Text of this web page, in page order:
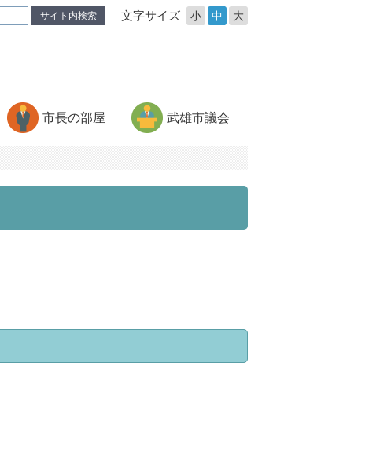
サイト内検索 文字サイズ 小 中 大
市長の部屋 武雄市議会